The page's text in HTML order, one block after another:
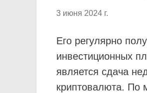
3 июня 2024 г.
Его регулярно
инвестиционных
является сдача
криптовалюта. По